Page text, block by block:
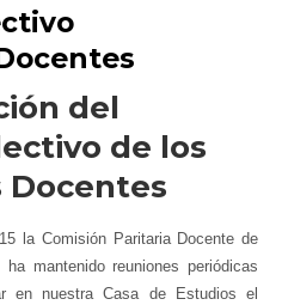
del
de los
Docentes
la Comisión Paritaria Docente de
mantenido reuniones periódicas
en nuestra Casa de Estudios el